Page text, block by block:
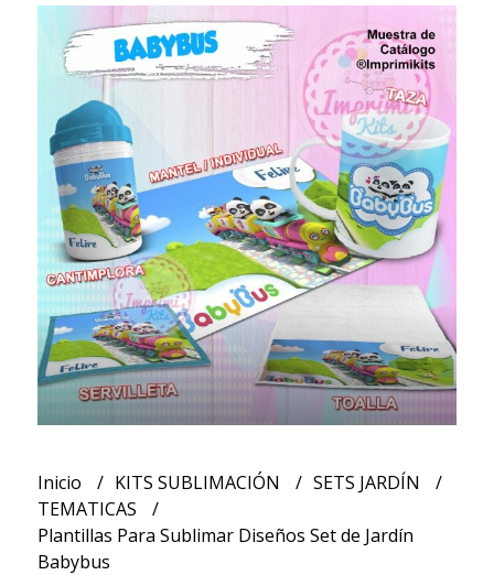
Inicio KITS SUBLIMACIÓN
SETS JARDÍN
TEMATICAS
Plantillas Para Sublimar Diseños Set de Jardín
Babybus